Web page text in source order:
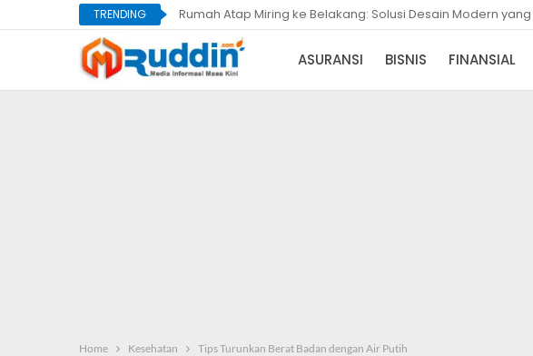
TRENDING Rumah Atap Miring ke Belakang: Solusi Desain Modern
ASURANSI BISNIS FINANSIAL
Home Kesehatan Tips Turunkan Berat Badan dengan Air Putih